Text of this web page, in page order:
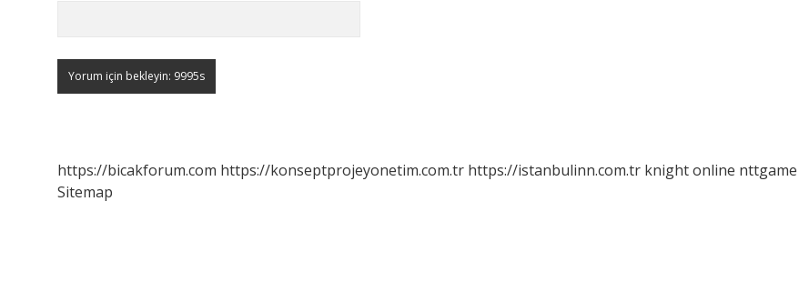
https://bicakforum.com https://konseptprojeyonetim.com.tr https://istanbulinn.com.tr knight online nttgame
Sitemap